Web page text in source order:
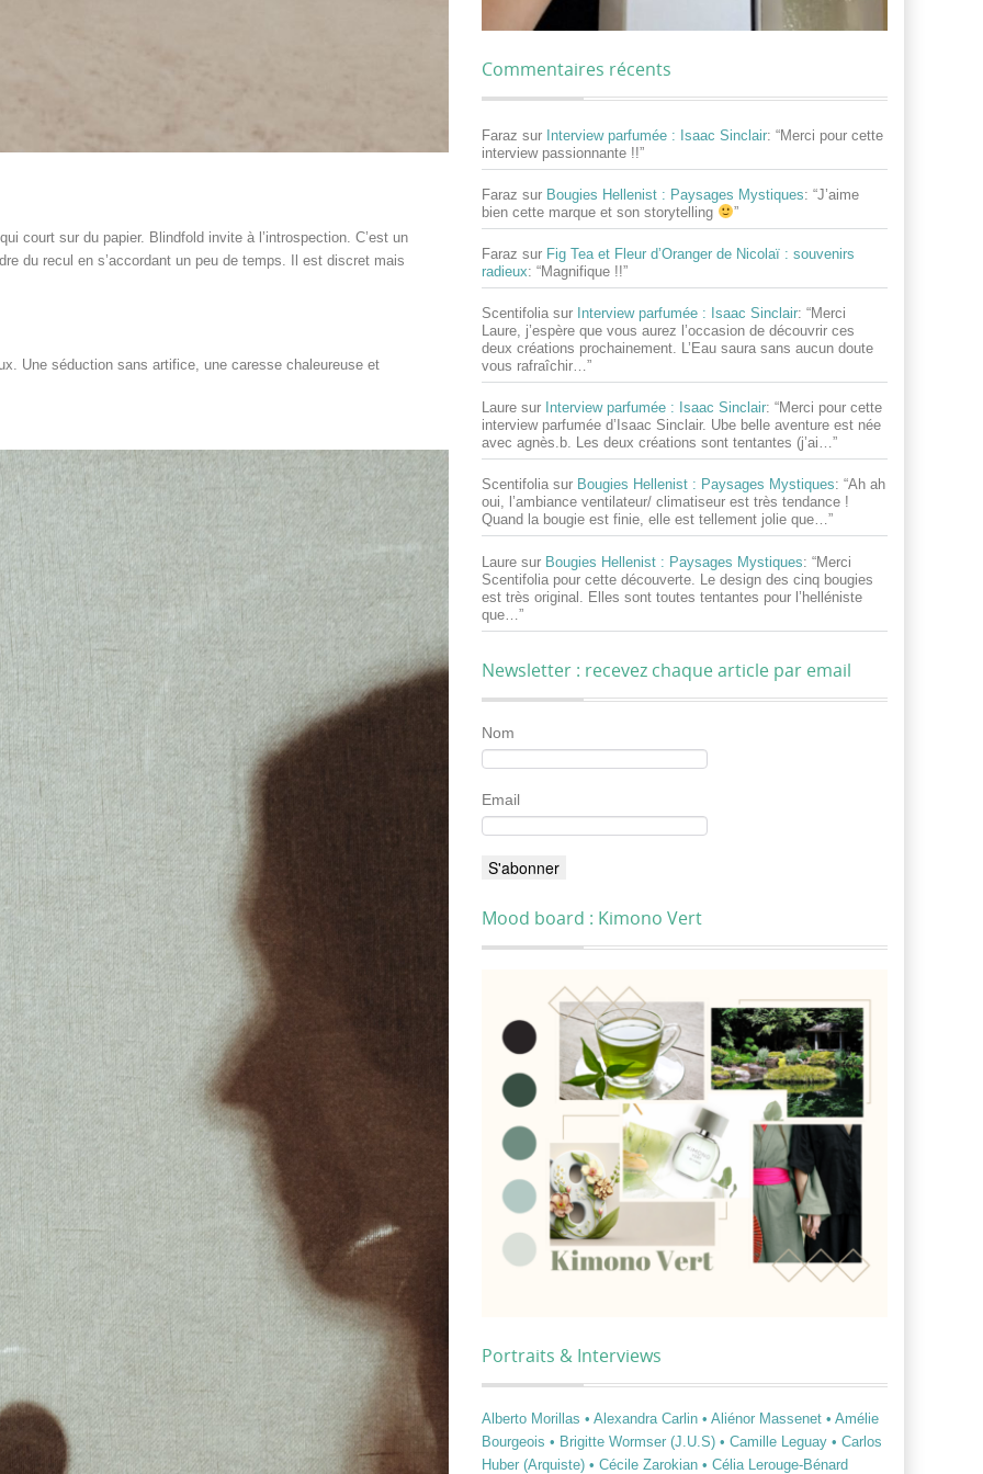
court sur du papier. Blindfold invite à l’introspection. C’est un
du recul en s’accordant un peu de temps. Il est discret mais
Une séduction sans artifice, une caresse chaleureuse et
Commentaires récents
Faraz sur Interview parfumée : Isaac Sinclair: “Merci pour cette
interview passionnante !!”
Faraz sur Bougies Hellenist : Paysages Mystiques: “J’aime
bien cette marque et son storytelling
”
Faraz sur Fig Tea et Fleur d’Oranger de Nicolaï : souvenirs
radieux: “Magnifique !!”
Scentifolia sur Interview parfumée : Isaac Sinclair: “Merci
Laure, j’espère que vous aurez l’occasion de découvrir ces
deux créations prochainement. L’Eau saura sans aucun doute
vous rafraîchir…”
Laure sur Interview parfumée : Isaac Sinclair: “Merci pour cette
interview parfumée d’Isaac Sinclair. Ube belle aventure est née
avec agnès.b. Les deux créations sont tentantes (j’ai…”
Scentifolia sur Bougies Hellenist : Paysages Mystiques: “Ah ah
oui, l’ambiance ventilateur/ climatiseur est très tendance !
Quand la bougie est finie, elle est tellement jolie que…”
Laure sur Bougies Hellenist : Paysages Mystiques: “Merci
Scentifolia pour cette découverte. Le design des cinq bougies
est très original. Elles sont toutes tentantes pour l’helléniste
que… ”
Newsletter : recevez chaque article par email
Nom
Email
Mood board : Kimono Vert
Portraits & Interviews
Alberto Morillas • Alexandra Carlin • Aliénor Massenet • Amélie
Bourgeois • Brigitte Wormser (J.U.S) • Camille Leguay • Carlos
Huber (Arquiste) • Cécile Zarokian • Célia Lerouge-Bénard